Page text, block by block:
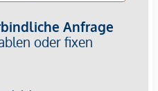
Freiflächen